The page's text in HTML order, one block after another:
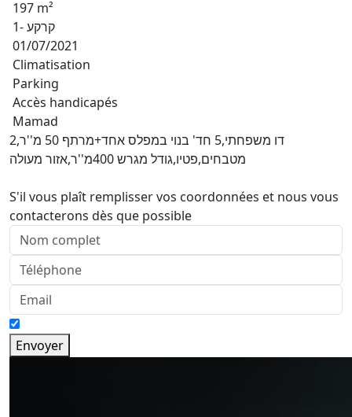
197 m²
קרקע -1
01/07/2021
Climatisation
Parking
Accès handicapés
Mamad
דו משפחתי,5 חד' בנוי במפלס אחד+מרתף 50 מ''ר,2
מטבחים,פטיו,גודל מגרש 400מ''ר,אזור מעולה
S'il vous plaît remplisser vos coordonnées et nous vous
contacterons dès que possible
Envoyer